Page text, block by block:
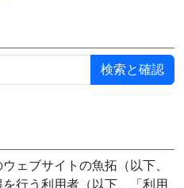
ェブサイトの魚拓（以下、
行う利用者（以下、「利用